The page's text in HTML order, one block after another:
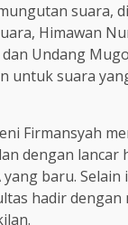
suara,
Himawan
Undang
untuk suara
Firmansyah
dengan lancar
baru. Selain
hadir dengan